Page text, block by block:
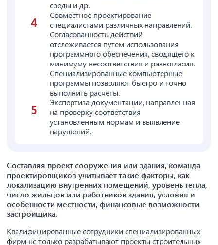
среды и др.
Совместное проектирование
специалистами различных направлений.
Согласованность действий
отслеживается путем использования
программного обеспечения, сводящего к
минимуму несоответствия и разногласия.
Специализированные компьютерные
программы позволяют быстро и точно
выполнить расчеты.
Экспертиза документации, направленная
на проверку соответствия
установленным нормам и выявление
нарушений.
Составляя проект сооружения или здания, команда
проектировщиков учитывает такие факторы, как
локализацию внутренних помещений, уровень тепла,
число жильцов или работников здания, условия и
особенности местности, финансовые возможности
застройщика.
Квалифицированные сотрудники специализированных
фирм не только разрабатывают проекты строительных